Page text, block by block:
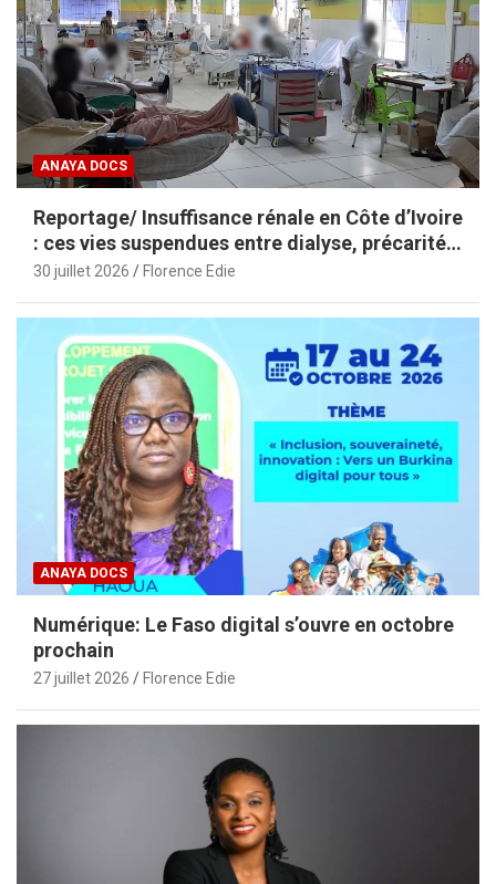
ANAYA DOCS
Reportage/ Insuffisance rénale en Côte d’Ivoire
: ces vies suspendues entre dialyse, précarité
et espoir
30 juillet 2026 Florence Edie
ANAYA DOCS
Numérique: Le Faso digital s’ouvre en octobre
prochain
27 juillet 2026 Florence Edie